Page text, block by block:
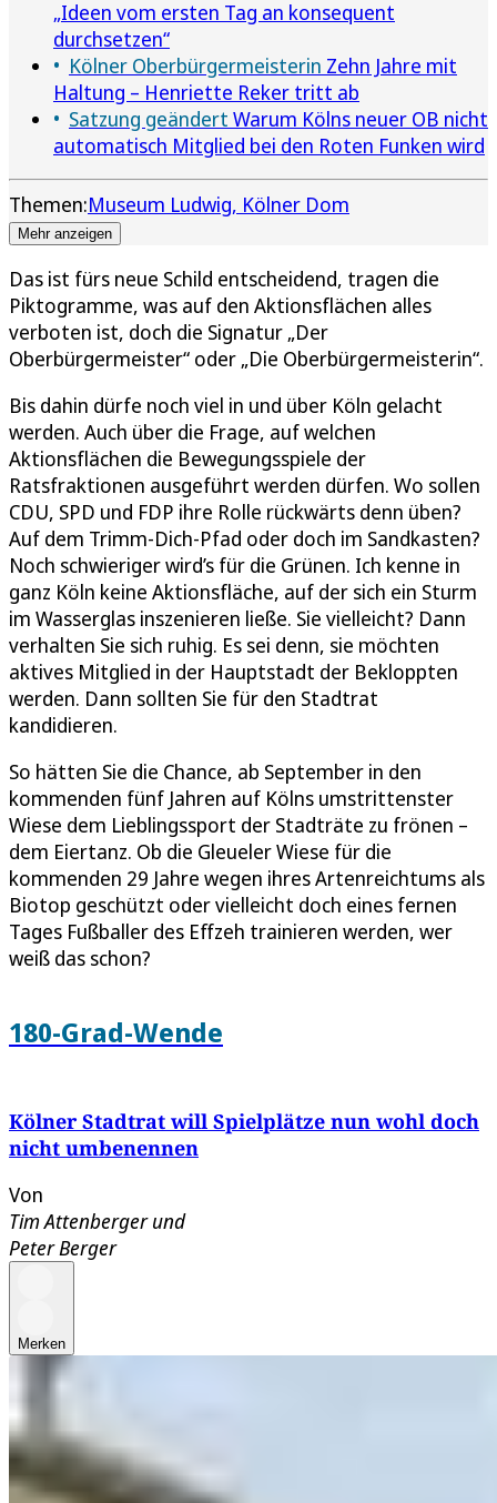
„Ideen vom ersten Tag an konsequent
durchsetzen“
Kölner Oberbürgermeisterin Zehn Jahre mit
Haltung – Henriette Reker tritt ab
Satzung geändert Warum Kölns neuer OB nicht
automatisch Mitglied bei den Roten Funken wird
Themen:Museum Ludwig Kölner Dom
Mehr anzeigen
Das ist fürs neue Schild entscheidend, tragen die
Piktogramme, was auf den Aktionsflächen alles
verboten ist, doch die Signatur „Der
Oberbürgermeister“ oder „Die Oberbürgermeisterin“.
Bis dahin dürfe noch viel in und über Köln gelacht
werden. Auch über die Frage, auf welchen
Aktionsflächen die Bewegungsspiele der
Ratsfraktionen ausgeführt werden dürfen. Wo sollen
CDU, SPD und FDP ihre Rolle rückwärts denn üben?
Auf dem Trimm-Dich-Pfad oder doch im Sandkasten?
Noch schwieriger wird’s für die Grünen. Ich kenne in
ganz Köln keine Aktionsfläche, auf der sich ein Sturm
im Wasserglas inszenieren ließe. Sie vielleicht? Dann
verhalten Sie sich ruhig. Es sei denn, sie möchten
aktives Mitglied in der Hauptstadt der Bekloppten
werden. Dann sollten Sie für den Stadtrat
kandidieren.
So hätten Sie die Chance, ab September in den
kommenden fünf Jahren auf Kölns umstrittenster
Wiese dem Lieblingssport der Stadträte zu frönen –
dem Eiertanz. Ob die Gleueler Wiese für die
kommenden 29 Jahre wegen ihres Artenreichtums als
Biotop geschützt oder vielleicht doch eines fernen
Tages Fußballer des Effzeh trainieren werden, wer
weiß das schon?
180-Grad-Wende
Kölner Stadtrat will Spielplätze nun wohl doch
nicht umbenennen
Von
Tim Attenbergerund
Peter Berger
Merken